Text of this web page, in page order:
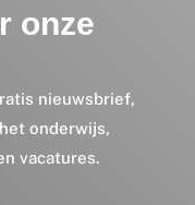
onze
nieuwsbrief,
onderwijs,
vacatures.